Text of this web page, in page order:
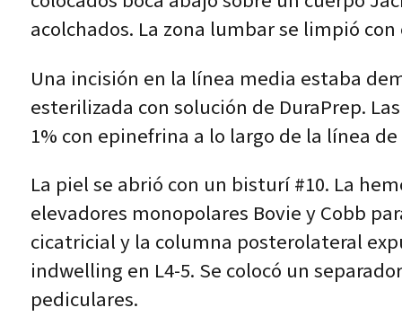
acolchados. La zona lumbar se limpió
Una incisión en la línea media estaba
esterilizada con solución de DuraPrep.
1% con epinefrina a lo largo de la línea
La piel se abrió con un bisturí #10. La
elevadores monopolares Bovie y Cobb
cicatricial y la columna posterolateral
indwelling en L4-5. Se colocó un
pediculares.